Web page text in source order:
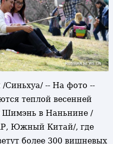
Синьхуа/ -- На фото --
теплой весенней
Шимэнь в Наньнине /
Южный Китай/, где
более 300 вишневых